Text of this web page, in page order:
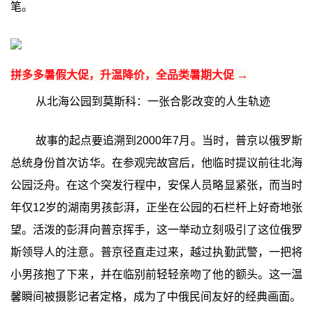
笔。
拼多多暑假大促，升温降价，全品类暑期大促 →
从北海公园到莫斯科：一张合影改变的人生轨迹
故事的起点要追溯到2000年7月。当时，普京以俄罗斯
总统身份首次访华。在参观完故宫后，他临时提议前往北海
公园泛舟。在这个突发行程中，安保人员略显紧张，而当时
年仅12岁的湖南男孩彭湃，正坐在公园的石栏杆上好奇地张
望。活泼的彭湃向普京挥手，这一举动立刻吸引了这位俄罗
斯领导人的注意。普京径直走过来，越过执勤武警，一把将
小男孩抱了下来，并在临别前轻轻亲吻了他的额头。这一温
馨瞬间被摄影记者定格，成为了中俄民间友好的经典画面。